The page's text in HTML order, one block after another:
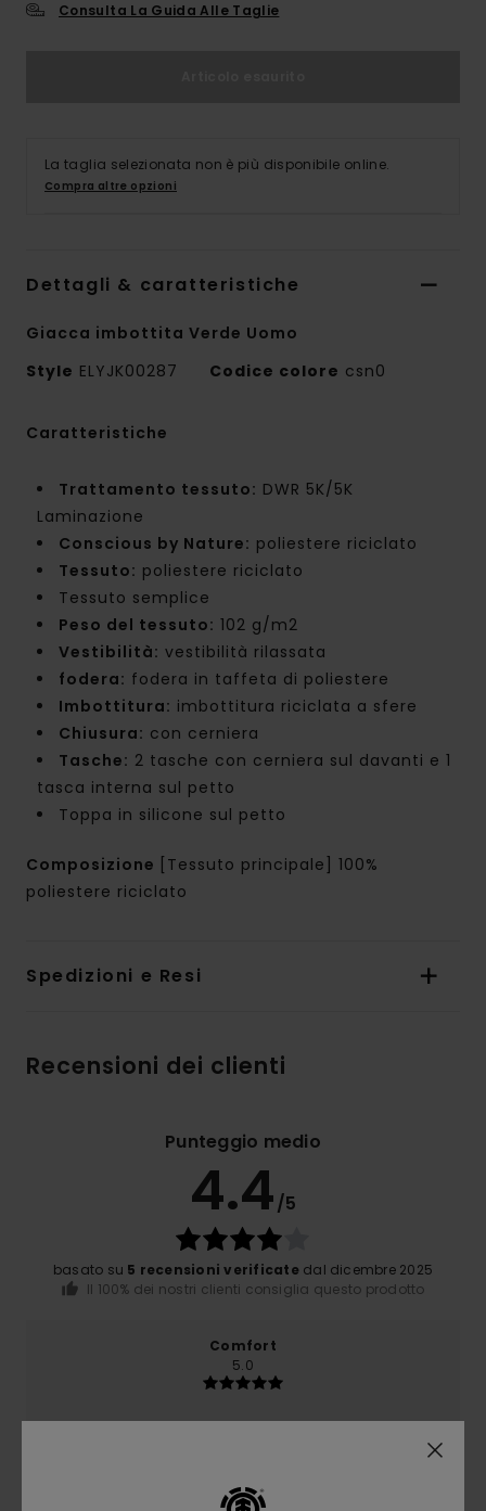
Consulta La Guida Alle Taglie
La taglia selezionata non è più disponibile online.
Compra altre opzioni
Dettagli & caratteristiche
Giacca imbottita Verde Uomo
Style ELYJK00287 Codice colore csn0
Caratteristiche
Trattamento tessuto: DWR 5K/5K
Laminazione
Conscious by Nature: poliestere riciclato
Tessuto: poliestere riciclato
Tessuto semplice
Peso del tessuto: 102 g/m2
Vestibilità: vestibilità rilassata
fodera: fodera in taffeta di poliestere
Imbottitura: imbottitura riciclata a sfere
Chiusura: con cerniera
Tasche: 2 tasche con cerniera sul davanti e 1
tasca interna sul petto
Toppa in silicone sul petto
Composizione
[Tessuto principale] 100%
poliestere riciclato
Spedizioni e Resi
Recensioni dei clienti
Punteggio medio
4.4/5
basato su 5 recensioni verificatedal dicembre 2025
Il 100% dei nostri clienti consiglia questo prodotto
Comfort
5.0